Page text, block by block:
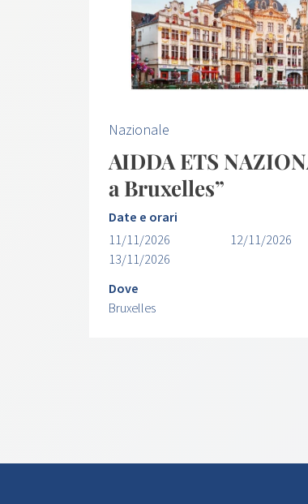
Nazionale
AIDDA ETS
a Bruxelles”
Date e orari
11/11/2026
12/11/2026
13/11/2026
Dove
Bruxelles